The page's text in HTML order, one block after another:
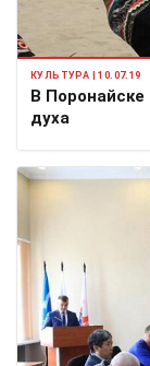
КУЛЬТУРА | 10.07.19
В
духа